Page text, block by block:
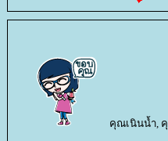
คุณเนินน้ำ,